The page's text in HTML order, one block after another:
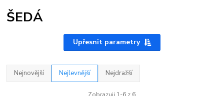
ŠEDÁ
Upřesnit parametry
Nejnovější Nejlevnější Nejdražší
Zobrazuji 1-6 z 6